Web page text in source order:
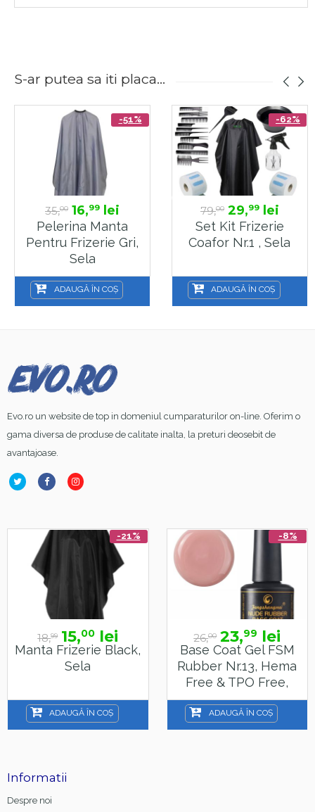
S-ar putea sa iti placa...
-51%
35,00 16,99 lei
Pelerina Manta
Pentru Frizerie Gri,
Sela
ADAUGĂ ÎN COȘ
-62%
79,00 29,99lei
Set Kit Frizerie
Coafor Nr.1 , Sela
ADAUGĂ ÎN COȘ
Evo.ro un website de top in domeniul cumparaturilor on-line. Oferim o
gama diversa de produse de calitate inalta, la preturi deosebit de
avantajoase.
-21%
18,99 15,00 lei
Manta Frizerie Black,
Sela
ADAUGĂ ÎN COȘ
-8%
26,00 23,99 lei
Base Coat Gel FSM
Rubber Nr.13, Hema
Free & TPO Free,
15ml
ADAUGĂ ÎN COȘ
Informatii
Despre noi